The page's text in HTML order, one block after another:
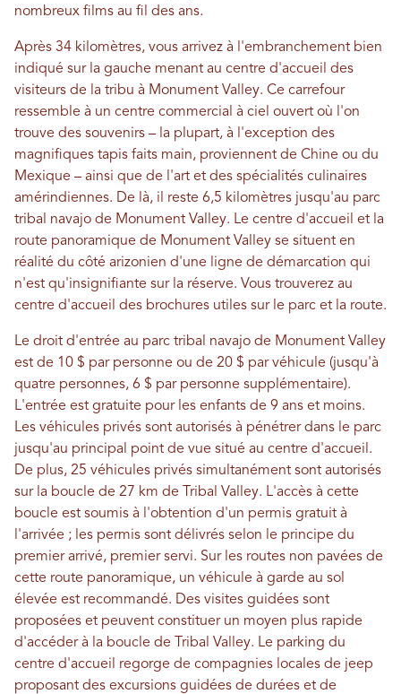
nombreux films au fil des ans.
Après 34 kilomètres, vous arrivez à l'embranchement bien
indiqué sur la gauche menant au centre d'accueil des
visiteurs de la tribu à Monument Valley. Ce carrefour
ressemble à un centre commercial à ciel ouvert où l'on
trouve des souvenirs – la plupart, à l'exception des
magnifiques tapis faits main, proviennent de Chine ou du
Mexique – ainsi que de l'art et des spécialités culinaires
amérindiennes. De là, il reste 6,5 kilomètres jusqu'au parc
tribal navajo de Monument Valley. Le centre d'accueil et la
route panoramique de Monument Valley se situent en
réalité du côté arizonien d'une ligne de démarcation qui
n'est qu'insignifiante sur la réserve. Vous trouverez au
centre d'accueil des brochures utiles sur le parc et la route.
Le droit d'entrée au parc tribal navajo de Monument Valley
est de 10 $ par personne ou de 20 $ par véhicule (jusqu'à
quatre personnes, 6 $ par personne supplémentaire).
L'entrée est gratuite pour les enfants de 9 ans et moins.
Les véhicules privés sont autorisés à pénétrer dans le parc
jusqu'au principal point de vue situé au centre d'accueil.
De plus, 25 véhicules privés simultanément sont autorisés
sur la boucle de 27 km de Tribal Valley. L'accès à cette
boucle est soumis à l'obtention d'un permis gratuit à
l'arrivée ; les permis sont délivrés selon le principe du
premier arrivé, premier servi. Sur les routes non pavées de
cette route panoramique, un véhicule à garde au sol
élevée est recommandé. Des visites guidées sont
proposées et peuvent constituer un moyen plus rapide
d'accéder à la boucle de Tribal Valley. Le parking du
centre d'accueil regorge de compagnies locales de jeep
proposant des excursions guidées de durées et de